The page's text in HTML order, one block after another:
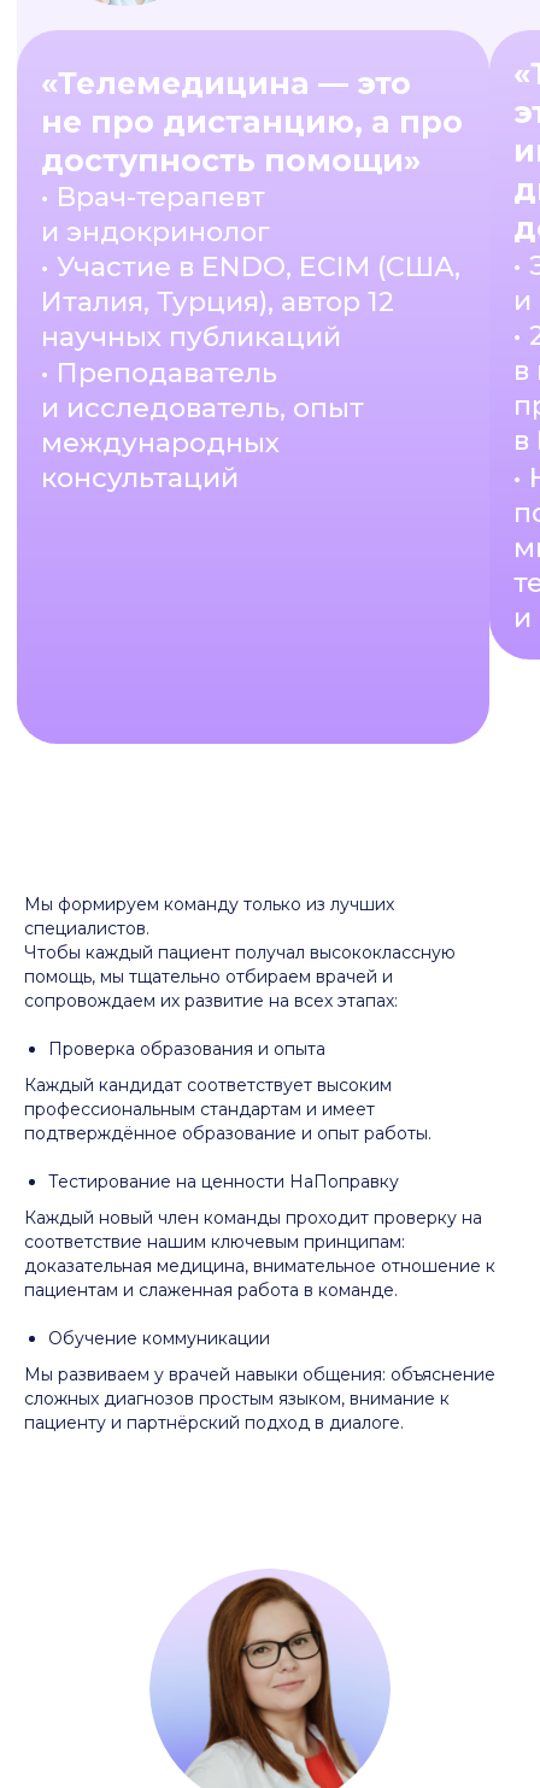
международных
консультаций
• Научные
по лазерной
микроскопии,
и
Мы формируем команду только из лучших
специалистов.
Чтобы каждый пациент получал высококлассную
помощь, мы тщательно отбираем врачей и
сопровождаем их развитие на всех этапах:
Проверка образования и опыта
Каждый кандидат соответствует высоким
профессиональным стандартам и имеет
подтверждённое образование и опыт работы.
Тестирование на ценности НаПоправку
Каждый новый член команды проходит проверку на
соответствие нашим ключевым принципам:
доказательная медицина, внимательное отношение к
пациентам и слаженная работа в команде.
Обучение коммуникации
Мы развиваем у врачей навыки общения: объяснение
сложных диагнозов простым языком, внимание к
пациенту и партнёрский подход в диалоге.